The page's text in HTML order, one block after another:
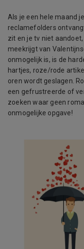
Als je een hele maand
reclamefolders
zit en je tv niet
meekrijgt van
onmogelijk is, is de
hartjes, roze/rode
oren wordt geslagen.
een gefrustreerde of
zoeken waar geen
onmogelijke opgave!